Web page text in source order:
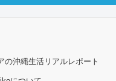
の沖縄生活リアルレポート